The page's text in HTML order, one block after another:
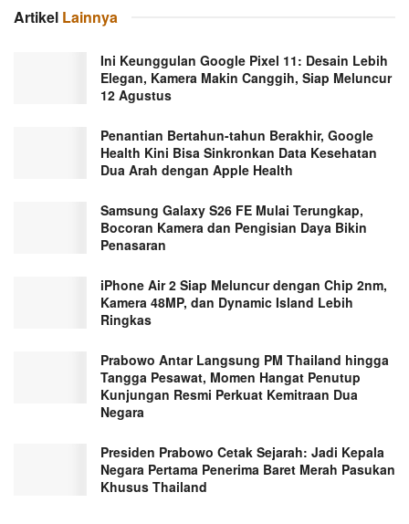
Artikel Lainnya
Ini Keunggulan Google Pixel 11: Desain Lebih
Elegan, Kamera Makin Canggih, Siap Meluncur
12 Agustus
Penantian Bertahun-tahun Berakhir, Google
Health Kini Bisa Sinkronkan Data Kesehatan
Dua Arah dengan Apple Health
Samsung Galaxy S26 FE Mulai Terungkap,
Bocoran Kamera dan Pengisian Daya Bikin
Penasaran
iPhone Air 2 Siap Meluncur dengan Chip 2nm,
Kamera 48MP, dan Dynamic Island Lebih
Ringkas
Prabowo Antar Langsung PM Thailand hingga
Tangga Pesawat, Momen Hangat Penutup
Kunjungan Resmi Perkuat Kemitraan Dua
Negara
Presiden Prabowo Cetak Sejarah: Jadi Kepala
Negara Pertama Penerima Baret Merah Pasukan
Khusus Thailand